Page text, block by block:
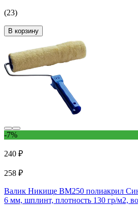
(23)
В корзину
-7%
240 ₽
258 ₽
Валик Никище ВМ250 полиакрил
6 мм, шплинт, плотность 130 гр/м2,